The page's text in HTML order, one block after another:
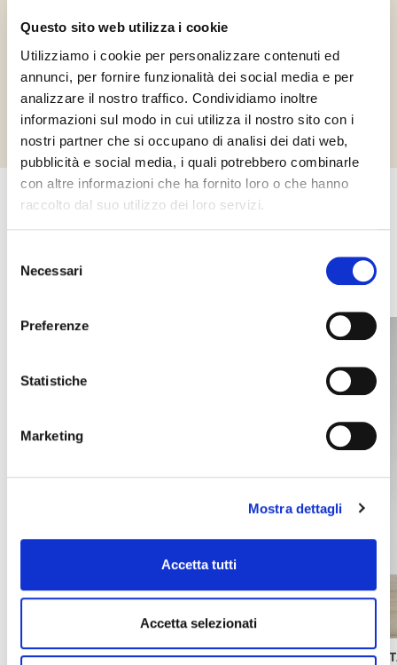
Questo sito web utilizza i cookie
Utilizziamo i cookie per personalizzare contenuti ed
annunci, per fornire funzionalità dei social media e per
analizzare il nostro traffico. Condividiamo inoltre
informazioni sul modo in cui utilizza il nostro sito con i
nostri partner che si occupano di analisi dei dati web,
pubblicità e social media, i quali potrebbero combinarle
con altre informazioni che ha fornito loro o che hanno
raccolto dal suo utilizzo dei loro servizi.
delNecessari
Preferenze
Statistiche
Marketing
Mostra dettagli
Accetta tutti
Accetta selezionati
Richiedi informazioni
PASTA CLASSICA PANNACOTTA